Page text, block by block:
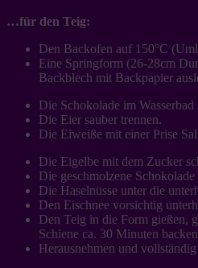
…für den Teig:
Den Backofen auf 150°C
Eine Springform (26-28cm
Backblech mit Backpapier
Die Schokolade im Wasserbad
Die Eier sauber trennen.
Die Eiweiße mit einer Prise
Die Eigelbe mit dem Zucker
Die geschmolzene
Die Haselnüsse unter die
Den Eischnee vorsichtig
Den Teig in die Form gießen,
Schiene ca. 30 Minuten
Herausnehmen und